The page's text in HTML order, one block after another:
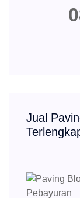
Jual